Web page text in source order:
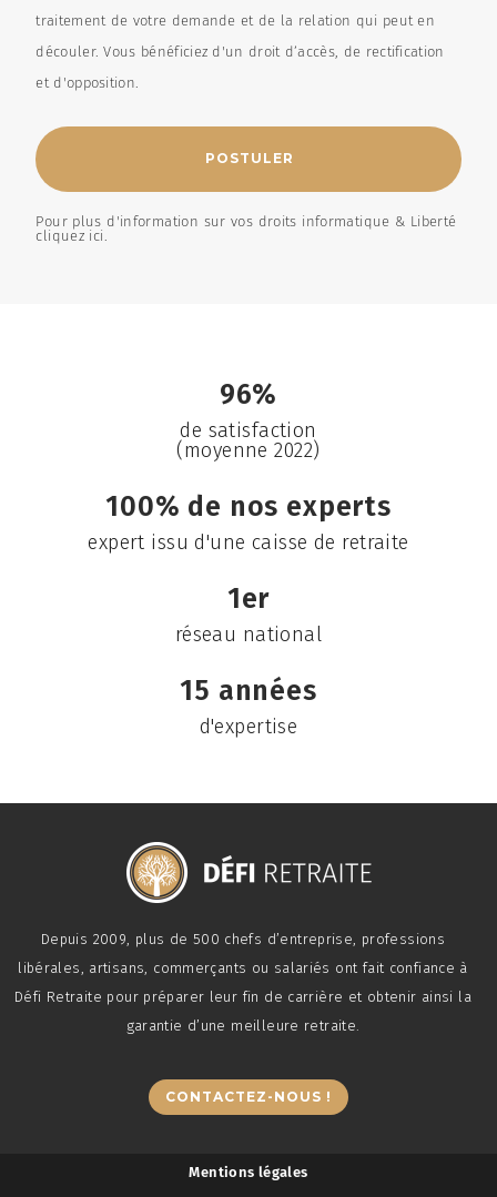
traitement de votre demande et de la relation qui peut en
découler. Vous bénéficiez d'un droit d’accès, de rectification
et d'opposition.
POSTULER
Pour plus d'information sur vos droits informatique & Liberté
cliquez ici.
96%
de satisfaction
(moyenne 2022)
100% de nos experts
expert issu d'une caisse de retraite
1er
réseau national
15 années
d'expertise
Depuis 2009, plus de 500 chefs d’entreprise, professions
libérales, artisans, commerçants ou salariés ont fait confiance à
Défi Retraite pour préparer leur fin de carrière et obtenir ainsi la
garantie d’une meilleure retraite.
CONTACTEZ-NOUS !
Mentions légales